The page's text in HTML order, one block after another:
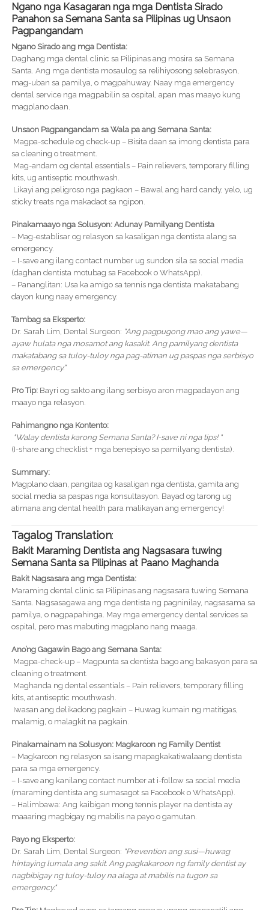
Ngano nga Kasagaran nga mga Dentista Sirado
Panahon sa Semana Santa sa Pilipinas ug Unsaon
Pagpangandam
Ngano Sirado ang mga Dentista:
Daghang mga dental clinic sa Pilipinas ang mosira sa Semana
Santa. Ang mga dentista mosaulog sa relihiyosong selebrasyon,
mag-uban sa pamilya, o magpahuway. Naay mga emergency
dental service nga magpabilin sa ospital, apan mas maayo kung
magplano daan.
Unsaon Pagpangandam sa Wala pa ang Semana Santa:
Magpa-schedule og check-up – Bisita daan sa imong dentista para
sa cleaning o treatment.
Mag-andam og dental essentials – Pain relievers, temporary filling
kits, ug antiseptic mouthwash.
Likayi ang peligroso nga pagkaon – Bawal ang hard candy, yelo, ug
sticky treats nga makadaot sa ngipon.
Pinakamaayo nga Solusyon: Adunay Pamilyang Dentista
– Mag-establisar og relasyon sa kasaligan nga dentista alang sa
emergency.
– I-save ang ilang contact number ug sundon sila sa social media
(daghan dentista motubag sa Facebook o WhatsApp).
– Pananglitan: Usa ka amigo sa tennis nga dentista makatabang
dayon kung naay emergency.
Tambag sa Eksperto:
Dr. Sarah Lim, Dental Surgeon: "Ang pagpugong mao ang yawe—
ayaw hulata nga mosamot ang kasakit. Ang pamilyang dentista
makatabang sa tuloy-tuloy nga pag-atiman ug paspas nga serbisyo
sa emergency."
Pro Tip:Bayri og sakto ang ilang serbisyo aron magpadayon ang
maayo nga relasyon.
Pahimangno nga Kontento:
"Walay dentista karong Semana Santa? I-save ni nga tips! "
(I-share ang checklist + mga benepisyo sa pamilyang dentista).
Summary:
Magplano daan, pangitaa og kasaligan nga dentista, gamita ang
social media sa paspas nga konsultasyon. Bayad og tarong ug
atimana ang dental health para malikayan ang emergency!
Tagalog Translation:
Bakit Maraming Dentista ang Nagsasara tuwing
Semana Santa sa Pilipinas at Paano Maghanda
Bakit Nagsasara ang mga Dentista:
Maraming dental clinic sa Pilipinas ang nagsasara tuwing Semana
Santa. Nagsasagawa ang mga dentista ng pagninilay, nagsasama sa
pamilya, o nagpapahinga. May mga emergency dental services sa
ospital, pero mas mabuting magplano nang maaga.
Ano’ng Gagawin Bago ang Semana Santa:
Magpa-check-up – Magpunta sa dentista bago ang bakasyon para sa
cleaning o treatment.
Maghanda ng dental essentials – Pain relievers, temporary filling
kits, at antiseptic mouthwash.
Iwasan ang delikadong pagkain – Huwag kumain ng matitigas,
malamig, o malagkit na pagkain.
Pinakamainam na Solusyon: Magkaroon ng Family Dentist
– Magkaroon ng relasyon sa isang mapagkakatiwalaang dentista
para sa mga emergency.
– I-save ang kanilang contact number at i-follow sa social media
(maraming dentista ang sumasagot sa Facebook o WhatsApp).
– Halimbawa: Ang kaibigan mong tennis player na dentista ay
maaaring magbigay ng mabilis na payo o gamutan.
Payo ng Eksperto:
Dr. Sarah Lim, Dental Surgeon: "Prevention ang susi—huwag
hintaying lumala ang sakit. Ang pagkakaroon ng family dentist ay
nagbibigay ng tuloy-tuloy na alaga at mabilis na tugon sa
emergency."